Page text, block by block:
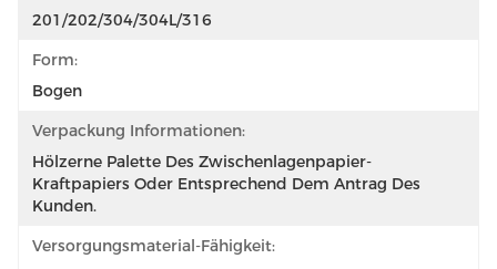
201/202/304/304L/316
Form:
Bogen
Verpackung Informationen:
Hölzerne Palette Des Zwischenlagenpapier-
Kraftpapiers Oder Entsprechend Dem Antrag Des
Kunden.
Versorgungsmaterial-Fähigkeit: